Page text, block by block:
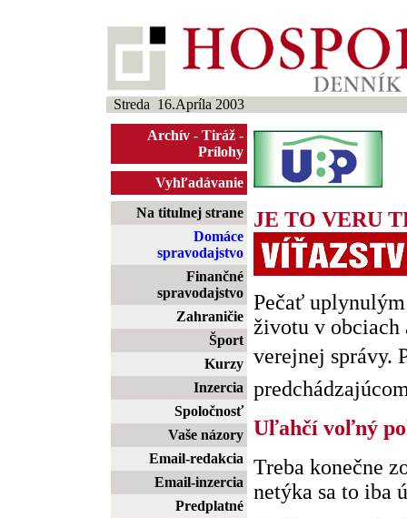
Streda 16.Apríla 2003
Archív - Tiráž -
Prílohy
Vyhľadávanie
Na titulnej strane
Domáce
spravodajstvo
Finančné
spravodajstvo
Zahraničie
Šport
Kurzy
Inzercia
Spoločnosť
Vaše názory
Email-redakcia
Email-inzercia
Predplatné
JE TO VERU
Pečať
životu v obciach
verejnej správy.
Uľahčí voľný
Treba konečne
netýka sa to iba